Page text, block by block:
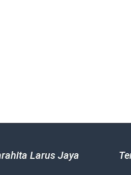
Larus Jaya